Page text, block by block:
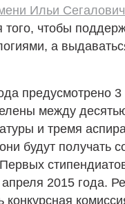
Ильи
чтобы
а
предусмотрено
между
и тремя
будут получать
2015 года.
конкурсная